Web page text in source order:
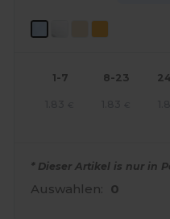
1-7 8-23
* Dieser Artikel is nur in
Auswahlen: 0